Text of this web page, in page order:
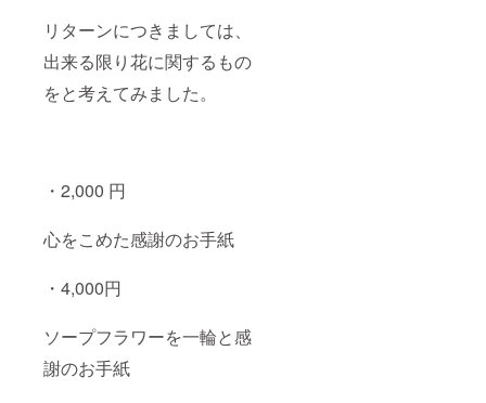
リターンにつきましては、
出来る限り花に関するもの
をと考えてみました。
・2,000 円
心をこめた感謝のお手紙
・4,000円
ソープフラワーを一輪と感
謝のお手紙